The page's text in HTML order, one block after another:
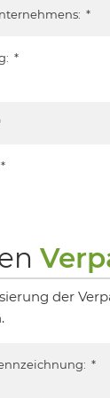
*
*
*
der
*